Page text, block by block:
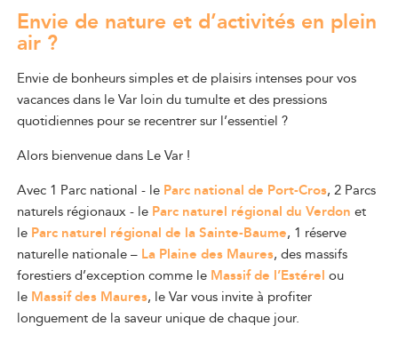
Envie de nature et d’activités en plein
air ?
Envie de bonheurs simples et de plaisirs intenses pour vos
vacances dans le Var loin du tumulte et des pressions
quotidiennes pour se recentrer sur l’essentiel ?
Alors bienvenue dans Le Var !
Avec 1 Parc national - le Parc national de Port-Cros, 2 Parcs
naturels régionaux - le Parc naturel régional du Verdon et
le Parc naturel régional de la Sainte-Baume, 1 réserve
naturelle nationale – La Plaine des Maures, des massifs
forestiers d’exception comme le Massif de l’Estérel ou
le Massif des Maures, le Var vous invite à profiter
longuement de la saveur unique de chaque jour.